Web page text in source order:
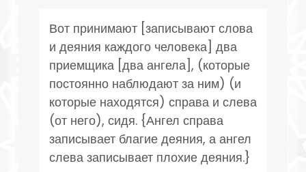
Вот принимают [записывают слова
и деяния каждого человека] два
приемщика [два ангела], (которые
постоянно наблюдают за ним) (и
которые находятся) справа и слева
(от него), сидя. {Ангел справа
записывает благие деяния, а ангел
слева записывает плохие деяния.}